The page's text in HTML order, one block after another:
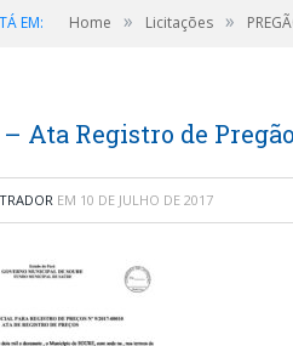
EM: Home » Licitações »
– Ata Registro de Pregão
EM 10 DE JULHO DE 2017